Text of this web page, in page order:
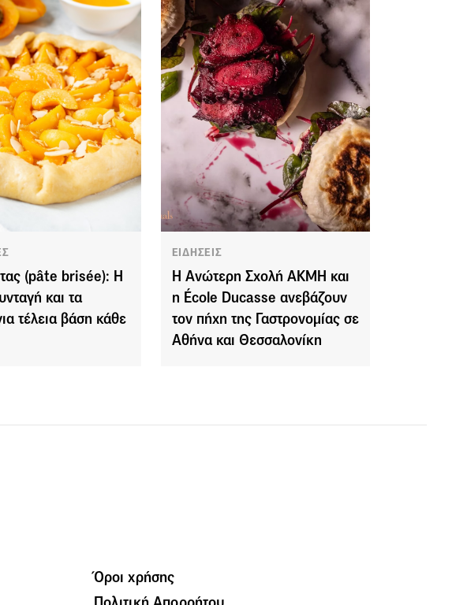
(pâte brisée): Η
και τα
τέλεια βάση κάθε
ΕΙΔΗΣΕΙΣ
Η Ανώτερη Σχολή ΑΚΜΗ και
η École Ducasse ανεβάζουν
τον πήχη της Γαστρονομίας σε
Αθήνα και Θεσσαλονίκη
Όροι χρήσης